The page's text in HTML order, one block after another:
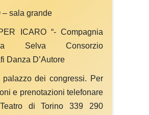
– sala grande
ICARO “- Compagnia
Selva Consorzio
Danza D’Autore
palazzo dei congressi. Per
e prenotazioni telefonare
di Torino 339 290